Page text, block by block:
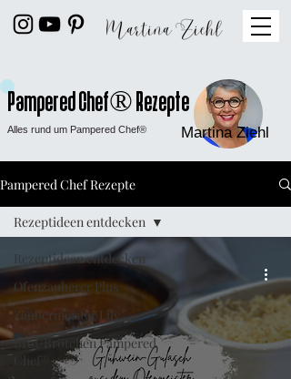
Alles rund um Pampered Chef®
Pampered Chef® Rezepte
Martina Ziehl
Pampered Chef Rezepte
Rezeptideen entdecken
Ofenzauberer Plus
Zaubermeister Lily
Brot/Brötchen Pampered
Chef®
Rezeptideen entdecken